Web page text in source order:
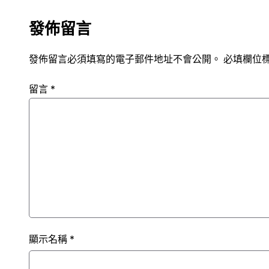
發佈留言
發佈留言必須填寫的電子郵件地址不會公開。 必填欄位
留言 *
顯示名稱 *